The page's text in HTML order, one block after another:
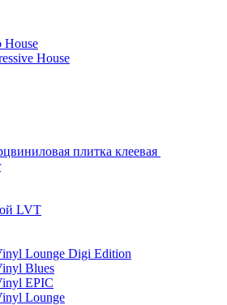
House
House
плитка клеевая
LVT
Lounge Digi Edition
Blues
EPIC
Lounge